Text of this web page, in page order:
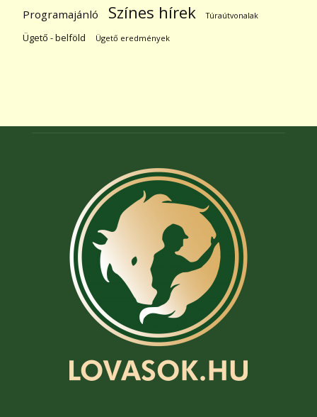
Programajánló Színes hírek Túraútvonalak
Ügető - belföld Ügető eredmények